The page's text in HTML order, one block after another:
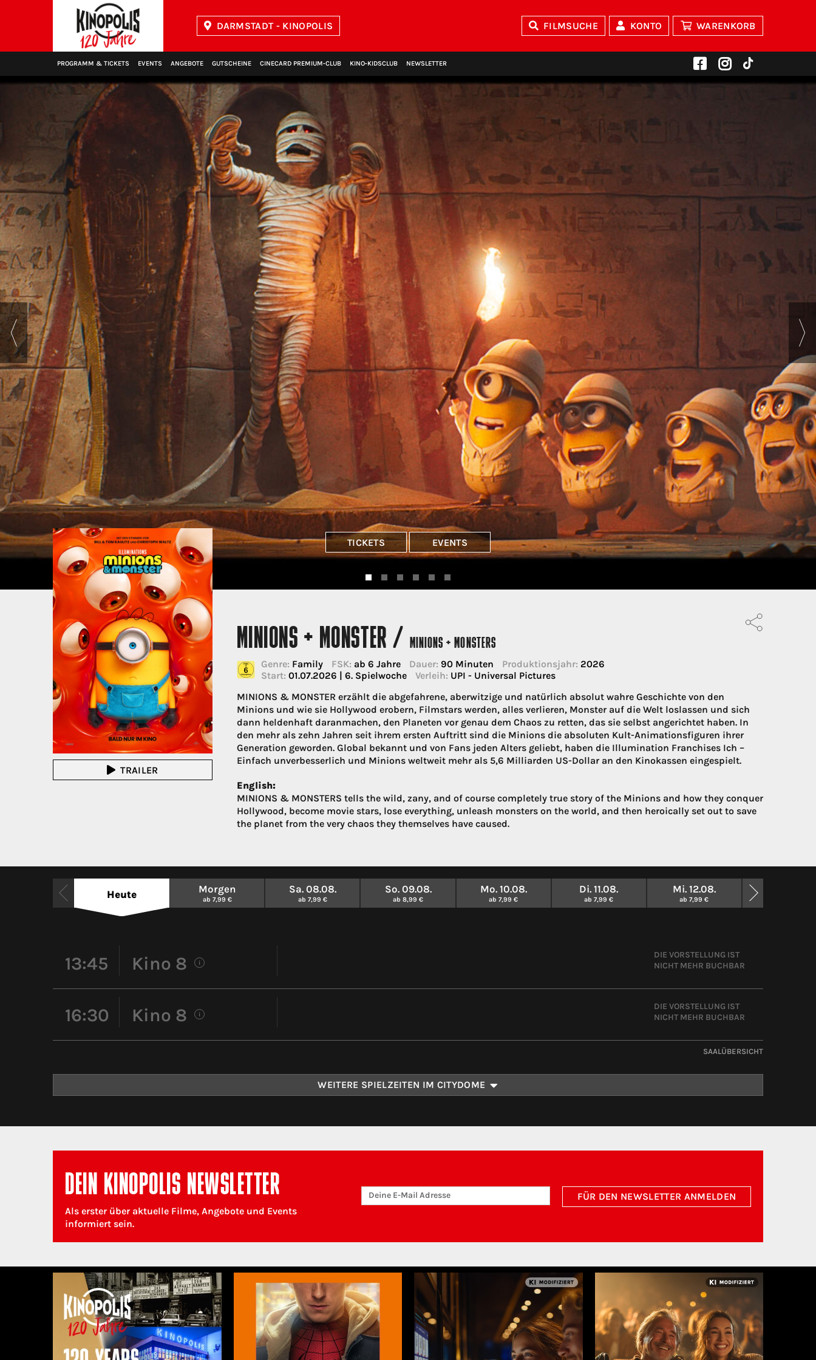
DARMSTADT - KINOPOLIS FILMSUCHE KONTO WARENKORB
PROGRAMM & TICKETS EVENTS ANGEBOTE GUTSCHEINE CINECARD PREMIUM‑CLUB KINO‑KIDSCLUB NEWSLETTER
TICKETS EVENTS
TRAILER
MINIONS + MONSTER /MINIONS + MONSTERS
Genre: Family FSK: ab 6 Jahre Dauer: 90 Minuten Produktionsjahr: 2026
Start: 01.07.2026 | 6. Spielwoche Verleih: UPI - Universal Pictures
MINIONS & MONSTER erzählt die abgefahrene, aberwitzige und natürlich absolut wahre Geschichte von den
Minions und wie sie Hollywood erobern, Filmstars werden, alles verlieren, Monster auf die Welt loslassen und sich
dann heldenhaft daranmachen, den Planeten vor genau dem Chaos zu retten, das sie selbst angerichtet haben. In
den mehr als zehn Jahren seit ihrem ersten Auftritt sind die Minions die absoluten Kult-Animationsfiguren ihrer
Generation geworden. Global bekannt und von Fans jeden Alters geliebt, haben die Illumination Franchises Ich –
Einfach unverbesserlich und Minions weltweit mehr als 5,6 Milliarden US-Dollar an den Kinokassen eingespielt.
English:
MINIONS & MONSTERS tells the wild, zany, and of course completely true story of the Minions and how they conquer
Hollywood, become movie stars, lose everything, unleash monsters on the world, and then heroically set out to save
the planet from the very chaos they themselves have caused.
Heute Morgen
ab 7,99 €
Sa. 08.08.
ab 7,99 €
So. 09.08.
ab 8,99 €
Mo. 10.08.
ab 7,99 €
Di. 11.08.
ab 7,99 €
Mi. 12.08.
ab 7,99 €
13:45 Kino 8 i
DIE VORSTELLUNG IST
NICHT MEHR BUCHBAR
16:30 Kino 8 i
DIE VORSTELLUNG IST
NICHT MEHR BUCHBAR
SAALÜBERSICHT
WEITERE SPIELZEITEN IM CITYDOME
DEIN KINOPOLIS NEWSLETTER
Als erster über aktuelle Filme, Angebote und Events
informiert sein.
FÜR DEN NEWSLETTER ANMELDEN